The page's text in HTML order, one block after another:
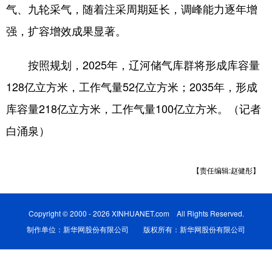
浙江 安徽 福建 江西
山东 河南
广东 广西 海南 重庆
四川 贵州 云南 西藏
陕西 甘肃 青海 宁夏
多语种频道
English Español Français عربى
气、九轮采气，随着注采周期延长，调峰能力逐年增
强，扩容增效成果显著。
按照规划，2025年，辽河储气库群将形成库容量
128亿立方米，工作气量52亿立方米；2035年，形成
库容量218亿立方米，工作气量100亿立方米。（记者
白涌泉）
【责任编辑:赵健彤】
Copyright © 2000 - 2026 XINHUANET.com All Rights Reserved.
制作单位：新华网股份有限公司 版权所有：新华网股份有限公司